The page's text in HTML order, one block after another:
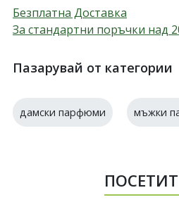
Безплатна Доставка
За стандартни поръчки над
Пазарувай от категории
дамски парфюми мъжки